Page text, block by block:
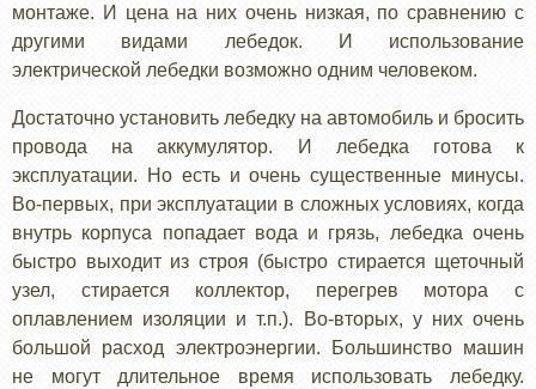
монтаже. И цена на них очень низкая, по сравнению с
другими видами лебедок. И использование
электрической лебедки возможно одним человеком.
Достаточно установить лебедку на автомобиль и бросить
провода на аккумулятор. И лебедка готова к
эксплуатации. Но есть и очень существенные минусы.
Во-первых, при эксплуатации в сложных условиях, когда
внутрь корпуса попадает вода и грязь, лебедка очень
быстро выходит из строя (быстро стирается щеточный
узел, стирается коллектор, перегрев мотора с
оплавлением изоляции и т.п.). Во-вторых, у них очень
большой расход электроэнергии. Большинство машин
не могут длительное время использовать лебедку.